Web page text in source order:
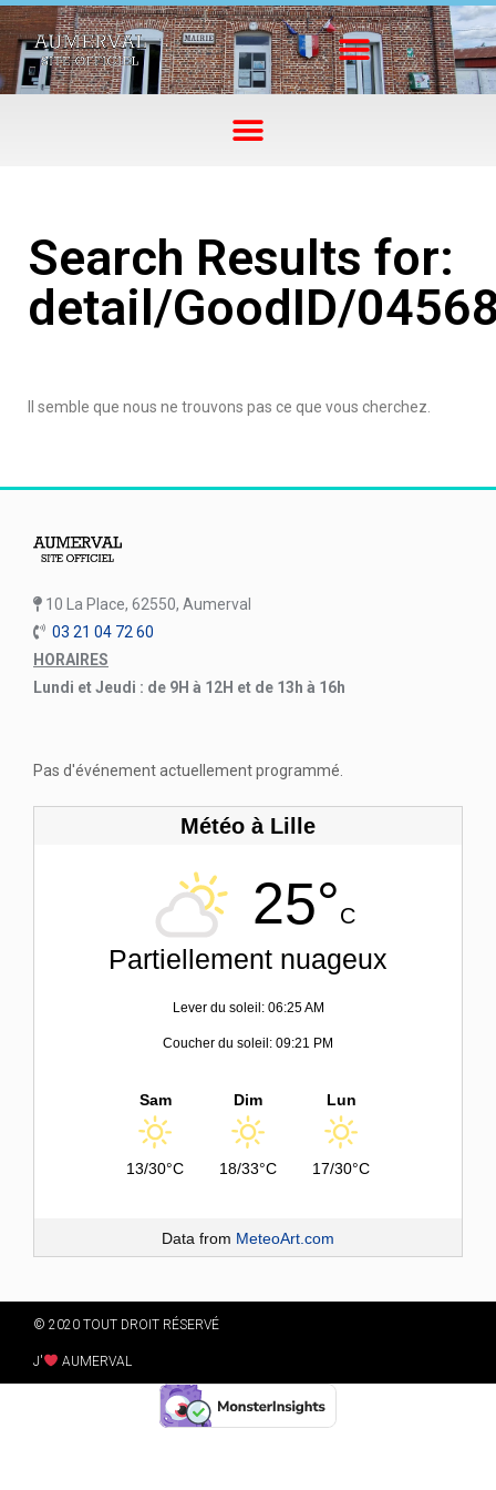
Search Results for:
detail/GoodID/
Il semble que nous ne trouvons pas ce que vous cherchez.
10 La Place, 62550, Aumerval
03 21 04 72 60
HORAIRES
Lundi et Jeudi : de 9H à 12H et de 13h à 16h
Pas d'événement actuellement programmé.
Météo à Lille
25°C
Partiellement nuageux
Lever du soleil: 06:25 AM
Coucher du soleil: 09:21 PM
Sam
13/30°C
Dim
18/33°C
Lun
17/30°C
Data from MeteoArt.com
© 2020 TOUT DROIT RÉSERVÉ
J' AUMERVAL